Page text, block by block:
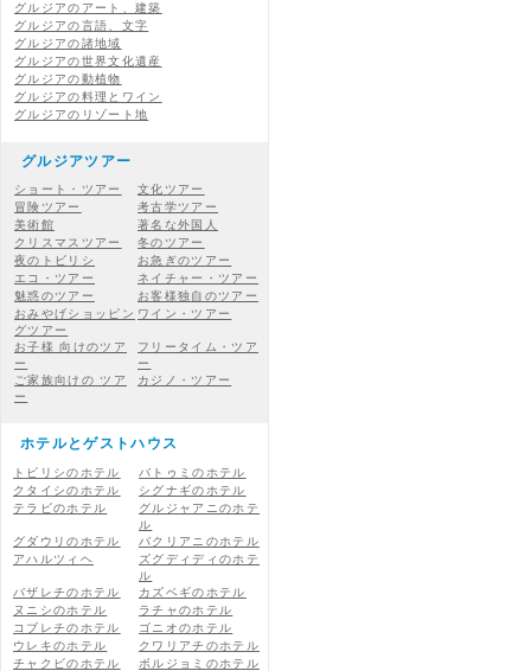
グルジアのアート、建築
グルジアの言語、文字
グルジアの諸地域
グルジアの世界文化遺産
グルジアの動植物
グルジアの料理とワイン
グルジアのリゾート地
グルジアツアー
ショート・ツアー
文化ツアー
冒険ツアー
考古学ツアー
美術館
著名な外国人
クリスマスツアー
冬のツアー
夜のトビリシ
お急ぎのツアー
エコ・ツアー
ネイチャー・ツアー
魅惑のツアー
お客様独自のツアー
おみやげショッピン
グツアー
ワイン・ツアー
お子様 向けのツア
ー
フリータイム・ツア
ー
ご家族向けの ツア
ー
カジノ・ツアー
ホテルとゲストハウス
トビリシのホテル
バトゥミのホテル
クタイシのホテル
シグナギのホテル
テラビのホテル
グルジャアニのホテ
ル
グダウリのホテル
バクリアニのホテル
アハルツィヘ
ズグディディのホテ
ル
バザレチのホテル
カズベギのホテル
ヌニシのホテル
ラチャのホテル
コブレチのホテル
ゴニオのホテル
ウレキのホテル
クワリアチのホテル
チャクビのホテル
ボルジョミのホテル